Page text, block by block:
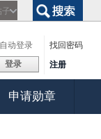
子
自动登录
找回密码
登录 注册
申请勋章